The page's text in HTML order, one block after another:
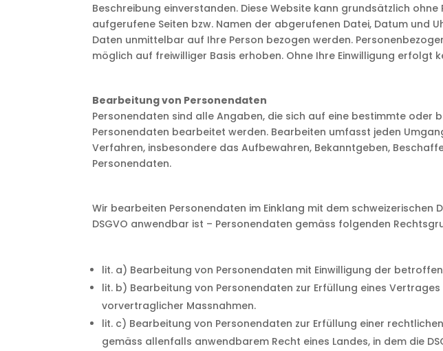
Beschreibung einverstanden. Diese Website kann grundsätzlich
aufgerufene Seiten bzw. Namen der abgerufenen Datei, Datum und
Daten unmittelbar auf Ihre Person bezogen werden.
möglich auf freiwilliger Basis erhoben. Ohne Ihre Einwilligung erfolgt
Bearbeitung von Personendaten
Personendaten sind alle Angaben, die sich auf eine bestimmte oder
Personendaten bearbeitet werden. Bearbeiten umfasst jeden
Verfahren, insbesondere das Aufbewahren, Bekanntgeben,
Personendaten.
Wir bearbeiten Personendaten im Einklang mit dem
DSGVO anwendbar ist – Personendaten gemäss folgenden
lit. a) Bearbeitung von Personendaten mit Einwilligung der
lit. b) Bearbeitung von Personendaten zur Erfüllung eines
vorvertraglicher Massnahmen.
lit. c) Bearbeitung von Personendaten zur Erfüllung einer
gemäss allenfalls anwendbarem Recht eines Landes, in dem die